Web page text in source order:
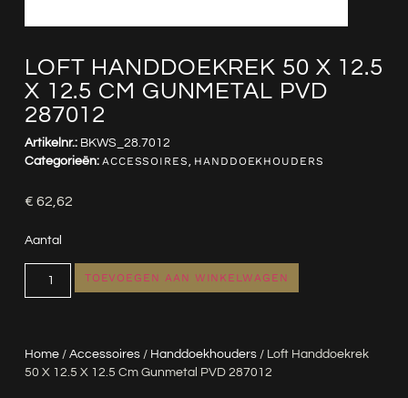
LOFT HANDDOEKREK 50 X 12.5
X 12.5 CM GUNMETAL PVD
287012
Home/ Accessoires/ Handdoekhouders/ Loft Handdoekrek
50 X 12.5 X 12.5 Cm Gunmetal PVD 287012
Artikelnr.: BKWS_28.7012
Categorieën: ACCESSOIRES, HANDDOEKHOUDERS
€ 62,62
Aantal
TOEVOEGEN AAN WINKELWAGEN